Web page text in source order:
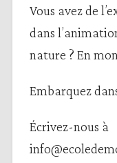
Vous avez de
dans
nature ? En
Embarquez
Écrivez-nous à